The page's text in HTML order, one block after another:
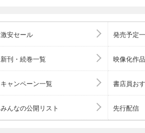
激安セール 発売予定
新刊・続巻一覧 映像化作品
キャンペーン一覧 書店員お
みんなの公開リスト 先行配信